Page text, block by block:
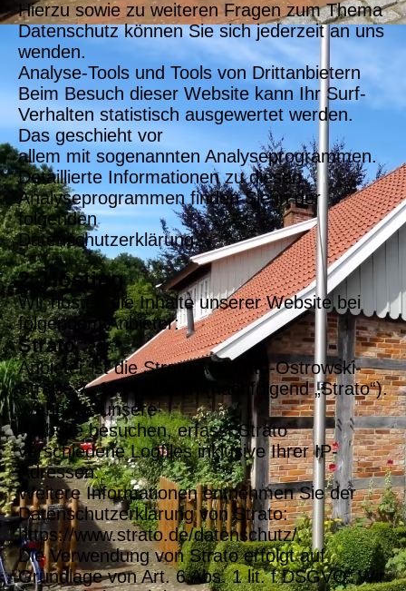
Hierzu sowie zu weiteren Fragen zum Thema
Datenschutz können Sie sich jederzeit an uns
wenden.
Analyse-Tools und Tools von Drittanbietern
Beim Besuch dieser Website kann Ihr Surf-
Verhalten statistisch ausgewertet werden.
Das geschieht vor
allem mit sogenannten Analyseprogrammen.
Detaillierte Informationen zu diesen
Analyseprogrammen finden Sie in der
folgenden
Datenschutzerklärung.
2. Hosting
Wir hosten die Inhalte unserer Website bei
folgendem Anbieter:
Strato
Anbieter ist die Strato AG, Otto-Ostrowski-
Straße 7, 10249 Berlin (nachfolgend „Strato“).
Wenn Sie unsere
Website besuchen, erfasst Strato
verschiedene Logfiles inklusive Ihrer IP-
Adressen.
Weitere Informationen entnehmen Sie der
Datenschutzerklärung von Strato:
https://www.strato.de/datenschutz/.
Die Verwendung von Strato erfolgt auf
Grundlage von Art. 6 Abs. 1 lit. f DSGVO. Wir